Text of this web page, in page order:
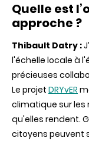
Quelle est
approche ?
Thibault Datry :
l'échelle locale à
précieuses
Le projet DRYvER
climatique sur les
qu'elles rendent.
citoyens peuvent